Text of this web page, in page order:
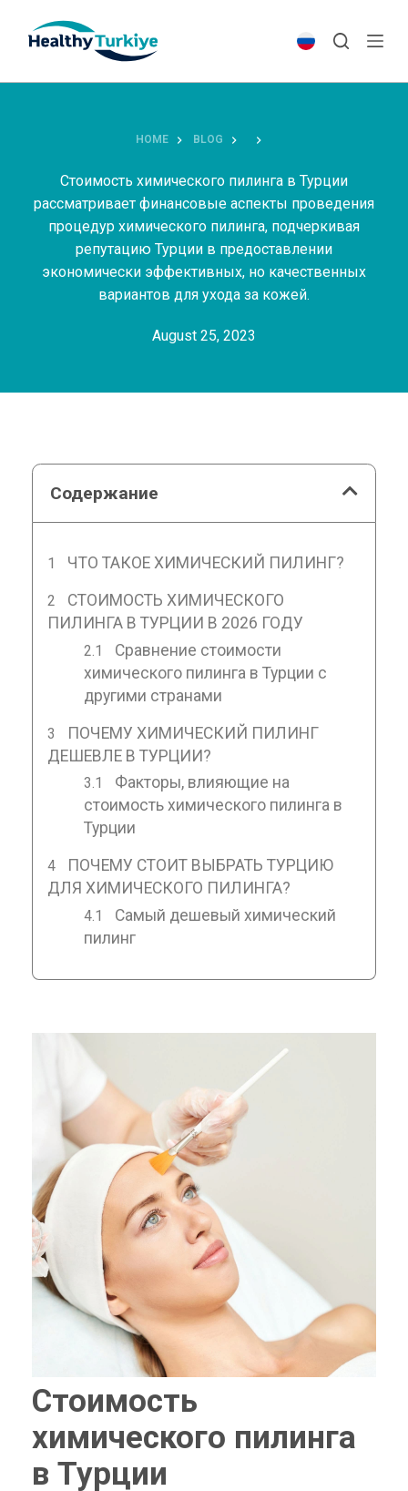
p
HOME BLOG
Стоимость химического пилинга в Турции
рассматривает финансовые аспекты проведения
процедур химического пилинга, подчеркивая
репутацию Турции в предоставлении
экономически эффективных, но качественных
вариантов для ухода за кожей.
August 25, 2023
Содержание
ЧТО ТАКОЕ ХИМИЧЕСКИЙ ПИЛИНГ?
СТОИМОСТЬ ХИМИЧЕСКОГО
ПИЛИНГА В ТУРЦИИ В 2026 ГОДУ
Сравнение стоимости
химического пилинга в Турции с
другими странами
ПОЧЕМУ ХИМИЧЕСКИЙ ПИЛИНГ
ДЕШЕВЛЕ В ТУРЦИИ?
Факторы, влияющие на
стоимость химического пилинга в
Турции
ПОЧЕМУ СТОИТ ВЫБРАТЬ ТУРЦИЮ
ДЛЯ ХИМИЧЕСКОГО ПИЛИНГА?
Самый дешевый химический
пилинг
Стоимость
химического пилинга
в Турции